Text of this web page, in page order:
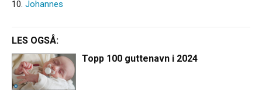
10. Johannes
LES OGSÅ:
Topp 100 guttenavn i 2024